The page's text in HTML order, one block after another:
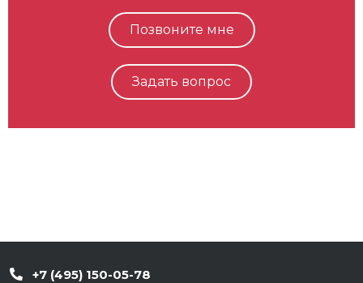
Позвоните мне
Задать вопрос
+7 (495) 150-05-78